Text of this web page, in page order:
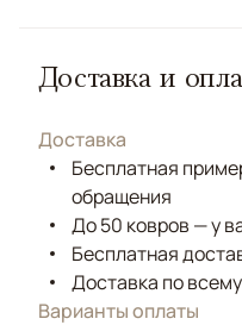
Доставка и
Доставка
Бесплатная
обращения
До 50 ковров — у
Бесплатная
Доставка по
Варианты оплаты